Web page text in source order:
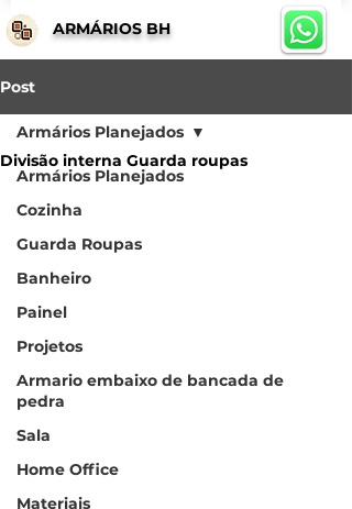
ARMÁRIOS BH
Post
Armários Planejados
Cozinha
Guarda Roupas
Banheiro
Painel
Projetos
Armario embaixo de bancada de
pedra
Sala
Home Office
Materiais
Armários Planejados
Divisão interna Guarda roupas